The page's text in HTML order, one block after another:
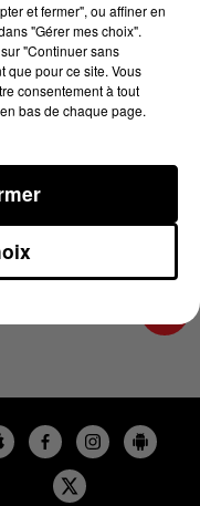
DU
et fermer", ou affiner en
"Gérer mes choix".
"Continuer sans
que pour ce site. Vous
consentement à tout
bas de chaque page.